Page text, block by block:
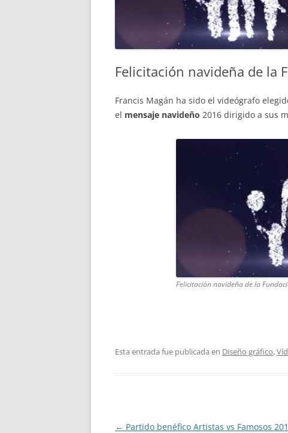
Felicitación navideña de la
Francis Magán ha sido el videógrafo
el mensaje navideño 2016 dirigido a sus
Felicitación navideña de la
Esta entrada fue publicada en Diseño gráfico,
Navegación
← Partido benéfico Artistas vs Famosos